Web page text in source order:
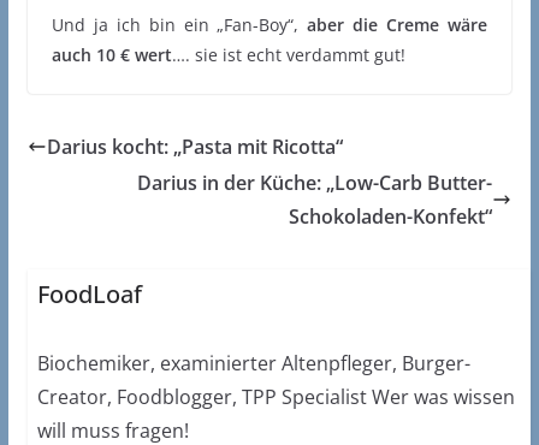
Und ja ich bin ein „Fan-Boy“,aber die Creme wäre
auch 10 € wert…. sie ist echt verdammt gut!
Darius kocht: „Pasta mit Ricotta“
Darius in der Küche: „Low-Carb Butter-
Schokoladen-Konfekt“
FoodLoaf
Biochemiker, examinierter Altenpfleger, Burger-
Creator, Foodblogger, TPP Specialist Wer was wissen
will muss fragen!